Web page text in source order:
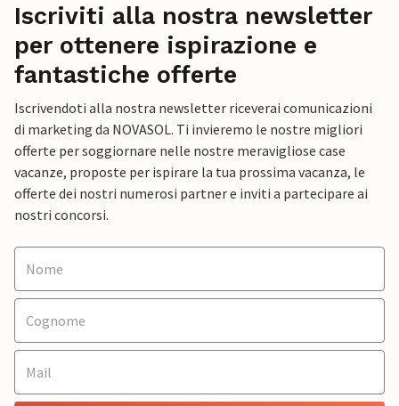
Iscriviti alla nostra newsletter
per ottenere ispirazione e
fantastiche offerte
Iscrivendoti alla nostra newsletter riceverai comunicazioni
di marketing da NOVASOL. Ti invieremo le nostre migliori
offerte per soggiornare nelle nostre meravigliose case
vacanze, proposte per ispirare la tua prossima vacanza, le
offerte dei nostri numerosi partner e inviti a partecipare ai
nostri concorsi.